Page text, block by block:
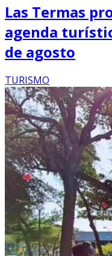
Las Termas
agenda
de agosto
TURISMO